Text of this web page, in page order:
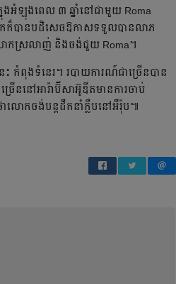
អំឡុង​ពេល​ ៣ ឆ្នាំ​នៅ​ជាមួយ Roma
ក​ក៏​បាន​បដិសេធ​ឱកាស​ទទួល​បាន​លាភ​
លោក​ស្រលាញ់ និង​ចង់​ជួយ Roma។
េះ កំពុង​ទំនេរ។ របាយការណ៍​ជា​ច្រើន​បាន​
រើន​នៅ​អារ៉ាប៊ីសាអ៊ូឌីត​មាន​ការ​ចាប់​
ា​លោក​ចង់​បន្ត​ដឹក​នាំ​ក្លឹប​នៅ​អឺរ៉ុប៕